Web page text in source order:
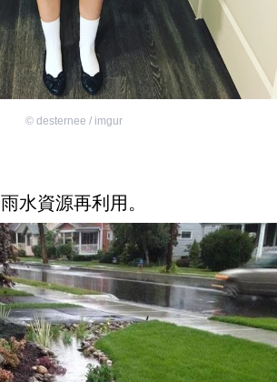
© desternee / imgur
雨水資源再利用。